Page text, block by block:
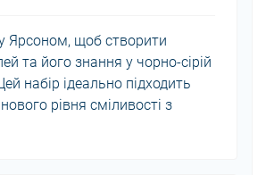
Ярсоном, щоб створити
та його знання у чорно-сірій
набір ідеально підходить
рівня сміливості з